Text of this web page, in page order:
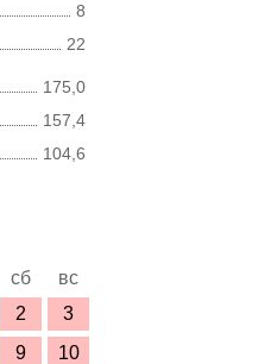
8
22
175,0
157,4
104,6
сб
вс
2
3
9
10